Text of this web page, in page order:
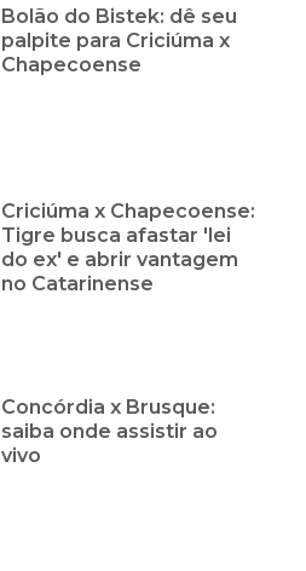
Bolão do Bistek: dê seu
palpite para Criciúma x
Chapecoense
Criciúma x Chapecoense:
Tigre busca afastar 'lei
do ex' e abrir vantagem
no Catarinense
Concórdia x Brusque:
saiba onde assistir ao
vivo